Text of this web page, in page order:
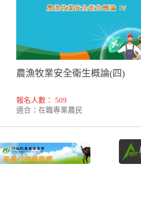
農漁牧業安全衛生概論(四)
報名人數： 509
適合：在職專業農民